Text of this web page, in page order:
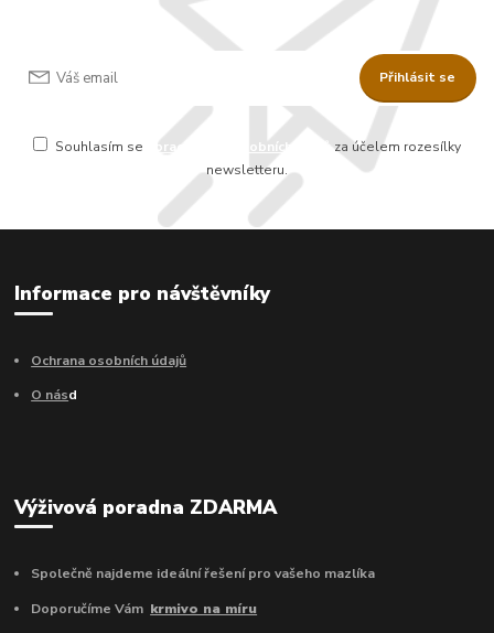
Přihlásit se
Souhlasím se zpracováním osobních údajůza účelem rozesílky
newsletteru.
Informace pro návštěvníky
Ochrana osobních údajů
O násd
Výživová poradna ZDARMA
Společně najdeme ideální řešení pro vašeho mazlíka
Doporučíme Vám krmivo na míru